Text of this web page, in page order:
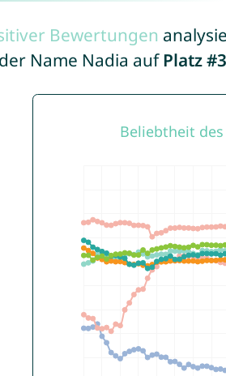
Bewertungen
Name Nadia auf Platz